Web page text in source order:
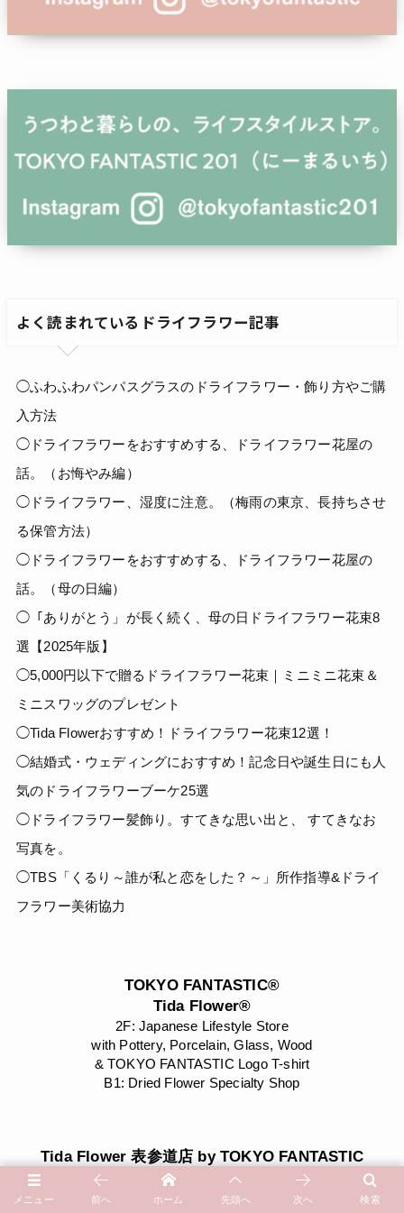
よく読まれているドライフラワー記事
◯ふわふわパンパスグラスのドライフラワー・飾り方やご購
入方法
◯ドライフラワーをおすすめする、ドライフラワー花屋の
話。（お悔やみ編）
◯ドライフラワー、湿度に注意。（梅雨の東京、長持ちさせ
る保管方法）
◯ドライフラワーをおすすめする、ドライフラワー花屋の
話。（母の日編）
◯「ありがとう」が長く続く、母の日ドライフラワー花束8
選【2025年版】
◯5,000円以下で贈るドライフラワー花束｜ミニミニ花束＆
ミニスワッグのプレゼント
◯Tida Flowerおすすめ！ドライフラワー花束12選！
◯結婚式・ウェディングにおすすめ！記念日や誕生日にも人
気のドライフラワーブーケ25選
◯ドライフラワー髪飾り。すてきな思い出と、 すてきなお
写真を。
◯TBS「くるり～誰が私と恋をした？～」所作指導&ドライ
フラワー美術協力
TOKYO FANTASTIC®
Tida Flower®
2F: Japanese Lifestyle Store
with Pottery, Porcelain, Glass, Wood
& TOKYO FANTASTIC Logo T-shirt
B1: Dried Flower Specialty Shop
Tida Flower 表参道店 by TOKYO FANTASTIC
旧・TOKYO FANTASTIC 表参道店
ドライフラワー花屋 | ドライフラワー専門店
メニュー 検索
前へ ホーム 先頭へ 次へ